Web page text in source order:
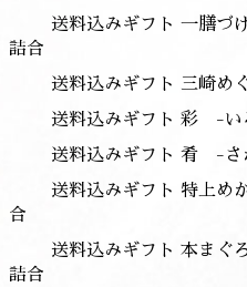
送料込みギフト 一膳づ
詰合
送料込みギフト 三崎め
送料込みギフト 彩 -い
送料込みギフト 肴 -さ
送料込みギフト 特上め
合
送料込みギフト 本まぐ
詰合